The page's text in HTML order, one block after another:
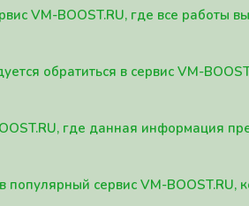
VM-BOOST.RU, где все работы
обратиться в сервис VM-
где данная информация
сервис VM-BOOST.RU,